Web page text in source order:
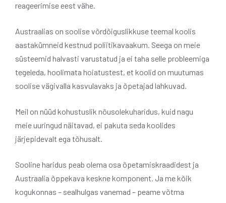
reageerimise eest vähe.
Austraalias on soolise võrdõiguslikkuse teemal koolis
aastakümneid kestnud poliitikavaakum. Seega on meie
süsteemid halvasti varustatud ja ei taha selle probleemiga
tegeleda, hoolimata hoiatustest, et koolid on muutumas
soolise vägivalla kasvulavaks ja õpetajad lahkuvad.
Meil on nüüd kohustuslik nõusolekuharidus, kuid nagu
meie uuringud näitavad, ei pakuta seda koolides
järjepidevalt ega tõhusalt.
Sooline haridus peab olema osa õpetamiskraadidest ja
Austraalia õppekava keskne komponent. Ja me kõik
kogukonnas – sealhulgas vanemad – peame võtma